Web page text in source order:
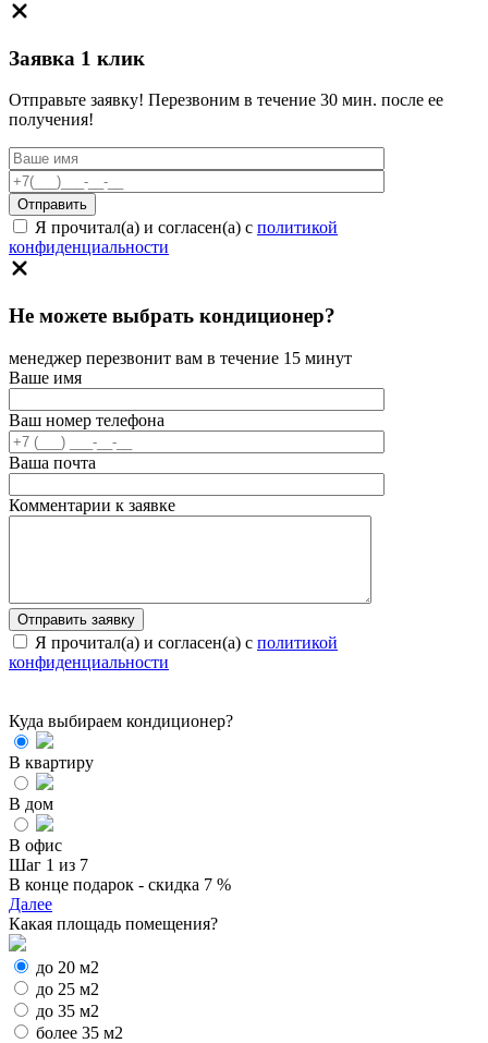
Заявка 1 клик
Отправьте заявку! Перезвоним в течение 30 мин. после ее
получения!
Я прочитал(а) и согласен(а) с политикой
конфиденциальности
Не можете выбрать кондиционер?
менеджер перезвонит вам в течение 15 минут
Ваше имя
Ваш номер телефона
Ваша почта
Комментарии к заявке
Я прочитал(а) и согласен(а) с политикой
конфиденциальности
Куда выбираем кондиционер?
В квартиру
В дом
В офис
Шаг 1 из 7
В конце подарок - скидка 7 %
Далее
Какая площадь помещения?
до 20 м2
до 25 м2
до 35 м2
более 35 м2